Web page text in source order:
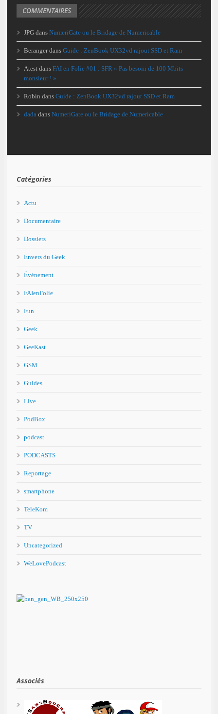
COMMENTAIRES
JPG dans NumeriGate ou le Bridage de Numericable
Berangerdans Guide : ZenBook UX32vd rajout SSD et Ram
Atest dans FAI en Folie #01 : SFR « Pas besoin de 100 Mbits
monsieur ! »
Robin dans Guide : ZenBook UX32vd rajout SSD et Ram
dada dans NumeriGate ou le Bridage de Numericable
Catégories
Actu
Documentaire
Dossiers
Envers du Geek
Événement
FAIenFolie
Fun
Geek
GeeKast
GSM
Guides
Live
PodBox
podcast
PODCASTS
Reportage
smartphone
TeleKom
TV
Uncategorized
WeLovePodcast
Associés